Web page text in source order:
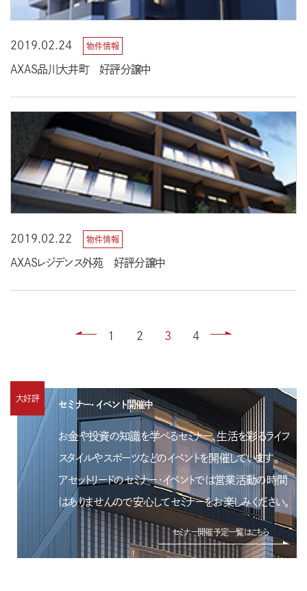
2019.02.24 物件情報
AXAS品川大井町 好評分譲中
2019.02.22 物件情報
AXASレジデンス外苑 好評分譲中
1 2 3 4
大好評
セミナー・イベント開催中
お金や投資の知識を学べるセミナー、生活を彩るライフ
スタイルやスポーツなどのイベントを開催しています。
アセットリードのセミナー・イベントでは営業活動の時間
はありませんので安心してセミナーをお楽しみください。
セミナー開催予定一覧はこちら